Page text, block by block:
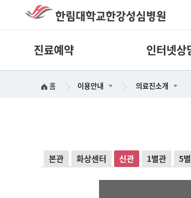
진료예약 인터넷상
홈 이용안내 의료진소개
본관 화상센터 신관 1별관 5